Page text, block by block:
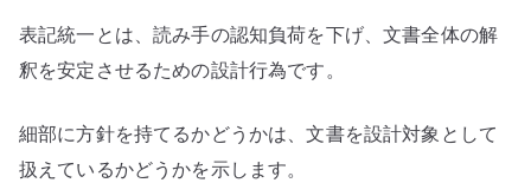
表記統一とは、読み手の認知負荷を下げ、文書全体の解
釈を安定させるための設計行為です。
細部に方針を持てるかどうかは、文書を設計対象として
扱えているかどうかを示します。